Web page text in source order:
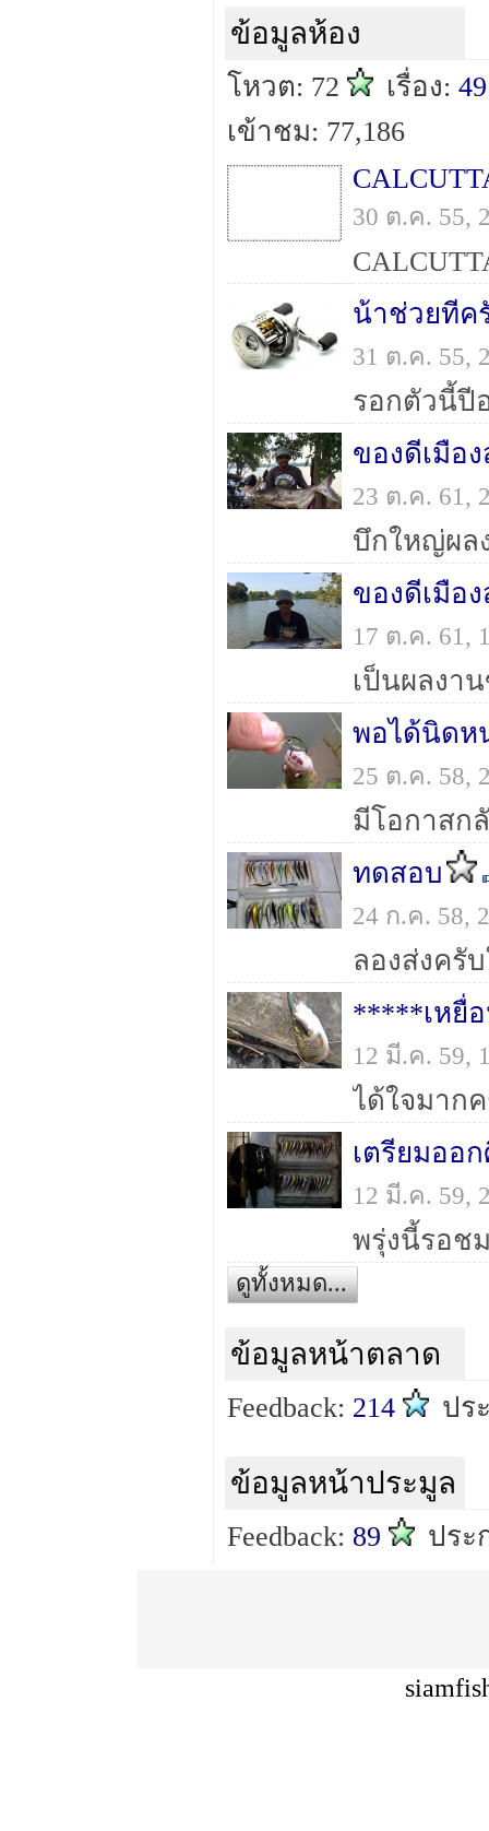
ข้อมูลห้อง
โหวต: 72 เรื่อง:49
เข้าชม: 77,186
30 ต.ค. 55,
น้าช่วยทีครั
31 ต.ค. 55,
รอกตัวนี้ปี
ของดีเมือ
23 ต.ค. 61,
บึกใหญ่ผล
ของดีเมือ
17 ต.ค. 61,
พอได้นิด
25 ต.ค. 58,
มีโอกาสก
ทดสอบ
24 ก.ค. 58,
ลองส่งครั
*****เหยื่
12 มี.ค. 59,
เตรียมออ
12 มี.ค. 59,
พรุ่งนี้รอช
ดูทั้งหมด...
ข้อมูลหน้าตลาด
Feedback: 214 ปร
ข้อมูลหน้าประมูล
Feedback: 89 ปร